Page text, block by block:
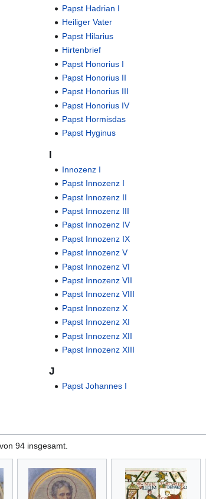
Papst Hadrian I
Heiliger Vater
Papst Hilarius
Hirtenbrief
Papst Honorius I
Papst Honorius II
Papst Honorius III
Papst Honorius IV
Papst Hormisdas
Papst Hyginus
I
Innozenz I
Papst Innozenz I
Papst Innozenz II
Papst Innozenz III
Papst Innozenz IV
Papst Innozenz IX
Papst Innozenz V
Papst Innozenz VI
Papst Innozenz VII
Papst Innozenz VIII
Papst Innozenz X
Papst Innozenz XI
Papst Innozenz XII
Papst Innozenz XIII
J
Papst Johannes I
94 insgesamt.